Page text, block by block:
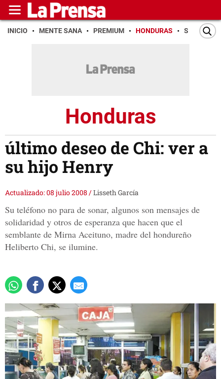
INICIO MENTE SANA PREMIUM HONDURAS SAN PEDRO
Honduras
último deseo de Chi: ver a
su hijo Henry
Actualizado: 08 julio 2008 /Lisseth García
Su teléfono no para de sonar, algunos son mensajes de
solidaridad y otros de esperanza que hacen que el
semblante de Mirna Aceituno, madre del hondureño
Heliberto Chi, se ilumine.